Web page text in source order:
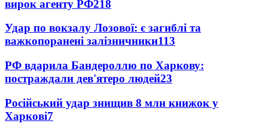
вирок агенту РФ218
Удар по вокзалу Лозової: є загиблі та
важкопоранені залізничники113
РФ вдарила Бандероллю по Харкову:
постраждали дев'ятеро людей23
Російський удар знищив 8 млн книжок у
Харкові7